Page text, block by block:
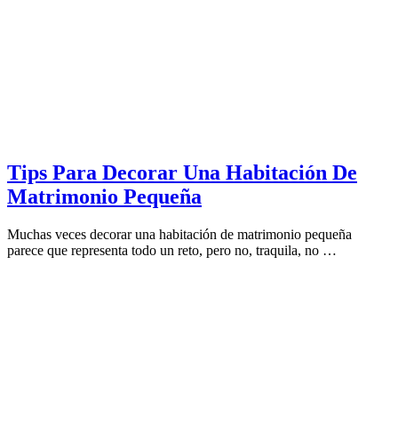
Tips Para Decorar Una Habitación De
Matrimonio Pequeña
Muchas veces decorar una habitación de matrimonio pequeña
parece que representa todo un reto, pero no, traquila, no …